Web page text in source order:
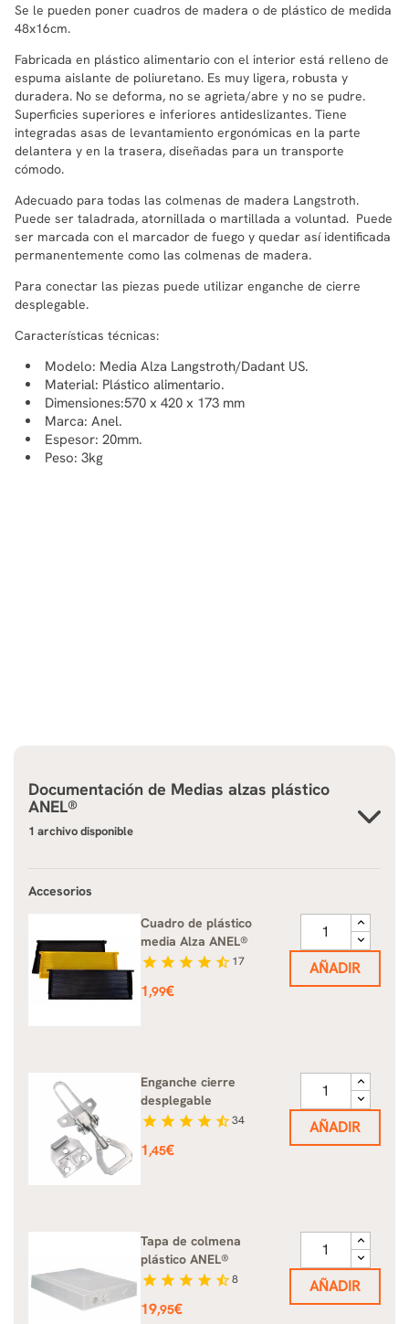
Se le pueden poner cuadros de madera o de plástico de medida
48x16cm.
Fabricada en plástico alimentario con el interior está relleno de
espuma aislante de poliuretano. Es muy ligera, robusta y
duradera. No se deforma, no se agrieta/abre y no se pudre.
Superficies superiores e inferiores antideslizantes. Tiene
integradas asas de levantamiento ergonómicas en la parte
delantera y en la trasera, diseñadas para un transporte
cómodo.
Adecuado para todas las colmenas de madera Langstroth.
Puede ser taladrada, atornillada o martillada a voluntad. Puede
ser marcada con el marcador de fuego y quedar así identificada
permanentemente como las colmenas de madera.
Para conectar las piezas puede utilizar enganche de cierre
desplegable.
Características técnicas:
Modelo: Media Alza Langstroth/Dadant US.
Material: Plástico alimentario.
Dimensiones:570 x 420 x 173 mm
Marca: Anel.
Espesor: 20mm.
Peso: 3kg
Documentación de Medias alzas plástico
ANEL®
1 archivo disponible
Accesorios
Cuadro de plástico
media Alza ANEL®
star star star star star_half 17
Precio
1,99€
AÑADIR
Enganche cierre
desplegable
star star star star star_half34
Precio
1,45€
AÑADIR
Tapa de colmena
plástico ANEL®
star star star star star_half8
Precio
19,95€
AÑADIR